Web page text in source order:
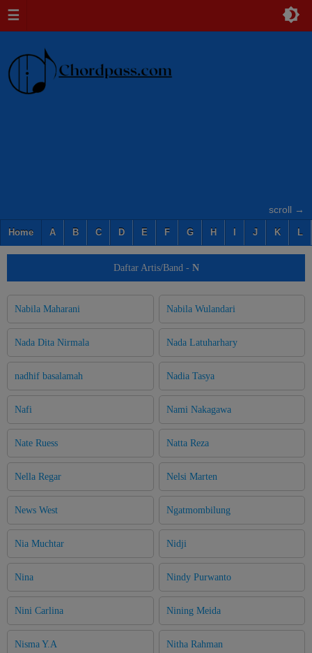
☰
scroll →
Home A B C D E F G H J K L
Daftar Artis/Band - N
Nabila Maharani Nabila Wulandari
Nada Dita Nirmala Nada Latuharhary
nadhif basalamah Nadia Tasya
Nafi Nami Nakagawa
Nate Ruess Natta Reza
Nella Regar Nelsi Marten
News West Ngatmombilung
Nia Muchtar Nidji
Nina Nindy Purwanto
Nini Carlina Nining Meida
Nisma Y.A Nitha Rahman